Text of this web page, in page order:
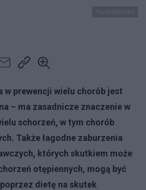
w prewencji wielu chorób jest
– ma zasadnicze znaczenie w
schorzeń, w tym chorób
Także łagodne zaburzenia
których skutkiem może
otępiennych, mogą być
dietę na skutek